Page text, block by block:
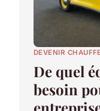
DEVENIR
De quel
besoin